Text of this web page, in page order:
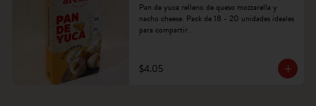
Pan de yuca relleno de queso mozzarella y
nacho cheese. Pack de 18 - 20 unidades ideales
para compartir.
$4.05